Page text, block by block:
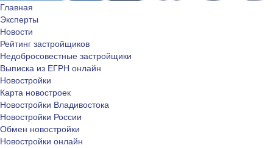
Главная
Эксперты
Новости
Рейтинг застройщиков
Недобросовестные застройщики
Выписка из ЕГРН онлайн
Новостройки
Карта новостроек
Новостройки Владивостока
Новостройки России
Обмен новостройки
Новостройки онлайн